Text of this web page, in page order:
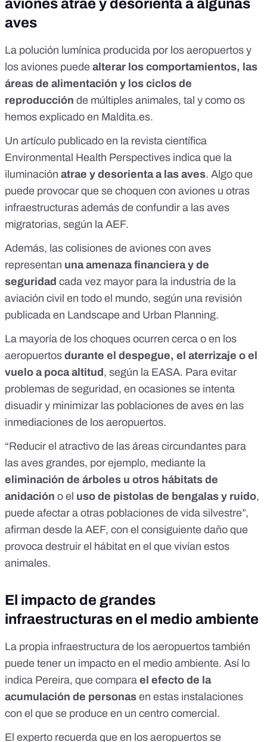
aviones atrae y desorienta a algunas
aves
La polución lumínica producida por los aeropuertos y
los aviones puede alterar los comportamientos, las
áreas de alimentación y los ciclos de
reproducción de múltiples animales, tal y como os
hemos explicado en Maldita.es.
Un artículo publicado en la revista científica
Environmental Health Perspectives indica que la
iluminación atrae y desorienta a las aves. Algo que
puede provocar que se choquen con aviones u otras
infraestructuras además de confundir a las aves
migratorias, según la AEF.
Además, las colisiones de aviones con aves
representan una amenaza financiera y de
seguridad cada vez mayor para la industria de la
aviación civil en todo el mundo, según una revisión
publicada en Landscape and Urban Planning.
La mayoría de los choques ocurren cerca o en los
aeropuertos durante el despegue, el aterrizaje o el
vuelo a poca altitud , según la EASA. Para evitar
problemas de seguridad, en ocasiones se intenta
disuadir y minimizar las poblaciones de aves en las
inmediaciones de los aeropuertos.
“Reducir el atractivo de las áreas circundantes para
las aves grandes, por ejemplo, mediante la
eliminación de árboles u otros hábitats de
anidación o el uso de pistolas de bengalas y ruido,
puede afectar a otras poblaciones de vida silvestre”,
afirman desde la AEF, con el consiguiente daño que
provoca destruir el hábitat en el que vivían estos
animales.
El impacto de grandes
infraestructuras en el medio ambiente
La propia infraestructura de los aeropuertos también
puede tener un impacto en el medio ambiente. Así lo
indica Pereira, que compara el efecto de la
acumulación de personas en estas instalaciones
con el que se produce en un centro comercial.
El experto recuerda que en los aeropuertos se